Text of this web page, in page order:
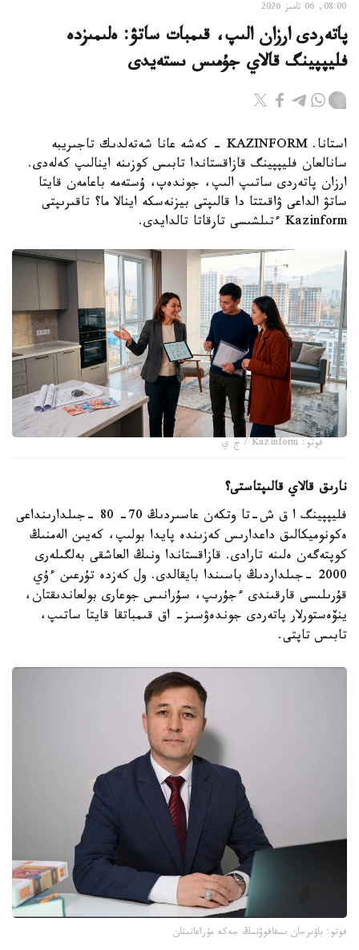
08:00, 06 تامىز 2026
پاتەردى ارزان الىپ، قىمبات ساتۋ: ەلىمىزدە
فليپپينگ قالاي جۇمىس ىستەيدى
استانا. KAZINFORM - كەشە عانا شەتەلدىك تاجىريبە
سانالعان فليپپينگ قازاقستاندا تابىس كوزىنە اينالىپ كەلەدى.
ارزان پاتەردى ساتىپ الىپ، جوندەپ، ۇستەمە باعامەن قايتا
ساتۋ الداعى ۋاقىتتا دا قالىپتى بيزنەسكە اينالا ما؟ تاقىرىپتى
Kazinform ءتىلشىسى تارقاتا تالدايدى.
فوتو: Kazinform / ج ي
نارىق قالاي قالىپتاستى؟
فليپپينگ ا ق ش-تا وتكەن عاسىردىڭ 70- 80 -جىلدارىنداعى
ەكونوميكالىق داعدارىس كەزىندە پايدا بولىپ، كەيىن الەمنىڭ
كوپتەگەن ەلىنە تارادى. قازاقستاندا ونىڭ العاشقى بەلگىلەرى
2000 -جىلداردىڭ باسىندا بايقالدى. ول كەزدە تۇرعىن ءۇي
قۇرىلىسى قارقىندى ءجۇرىپ، سۇرانىس جوعارى بولعاندىقتان،
ينۆەستورلار پاتەردى جوندەۋسىز- اق قىمباتقا قايتا ساتىپ،
تابىس تاپتى.
فوتو: باۋىرجان ىسقاقوۆتىڭ جەكە مۇراعاتىنان